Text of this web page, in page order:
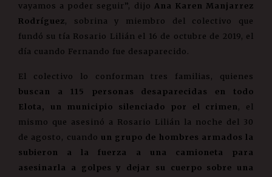
vayamos a poder seguir”, dijo Ana Karen Manjarrez
Rodríguez, sobrina y miembro del colectivo que
fundó su tía Rosario Lilián el 16 de octubre de 2019, el
día cuando Fernando fue desaparecido.
El colectivo lo conforman tres familias, quienes
buscan a 115 personas desaparecidas en todo
Elota, un municipio silenciado por el crimen, el
mismo que asesinó a Rosario Lilián la noche del 30
de agosto, cuando un grupo de hombres armados la
subieron a la fuerza a una camioneta para
asesinarla a golpes y dejar su cuerpo sobre una